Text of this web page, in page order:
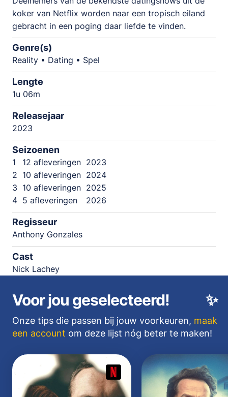
koker van Netflix worden naar een tropisch eiland
gebracht in een poging daar liefde te vinden.
Genre(s)
Reality • Dating • Spel
Lengte
1u 06m
Releasejaar
2023
Seizoenen
1 12 afleveringen 2023
2 10 afleveringen 2024
3 10 afleveringen 2025
4 5 afleveringen 2026
Regisseur
Anthony Gonzales
Cast
Nick Lachey
✨
Voor jou geselecteerd!
Onze tips die passen bij jouw voorkeuren, maak
een account om deze lijst nóg beter te maken!